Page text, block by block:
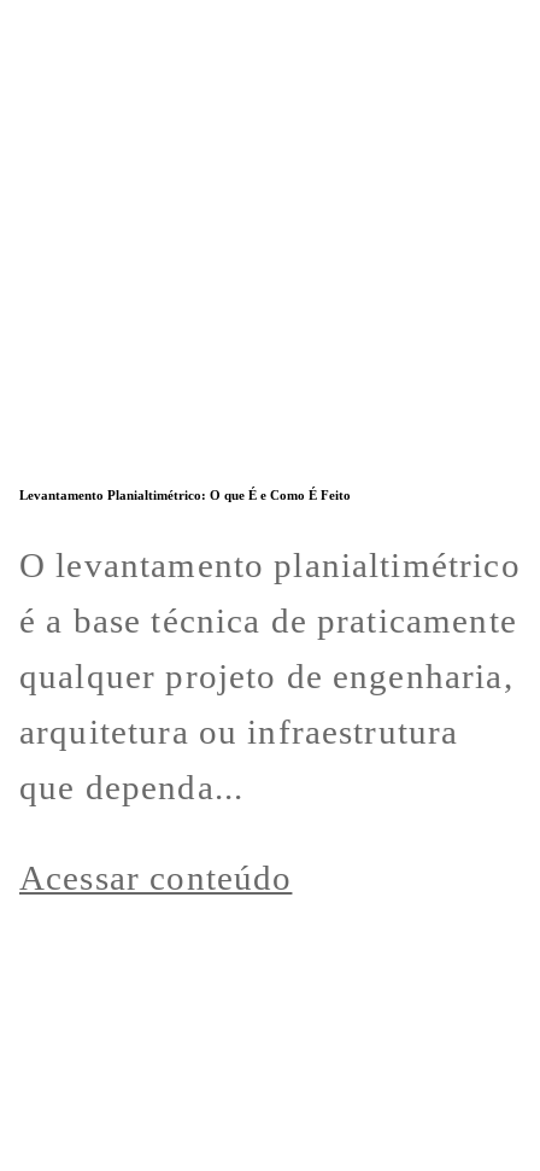
Levantamento Planialtimétrico: O que É e Como É Feito
O levantamento planialtimétrico
é a base técnica de praticamente
qualquer projeto de engenharia,
arquitetura ou infraestrutura
que dependa...
Acessar conteúdo